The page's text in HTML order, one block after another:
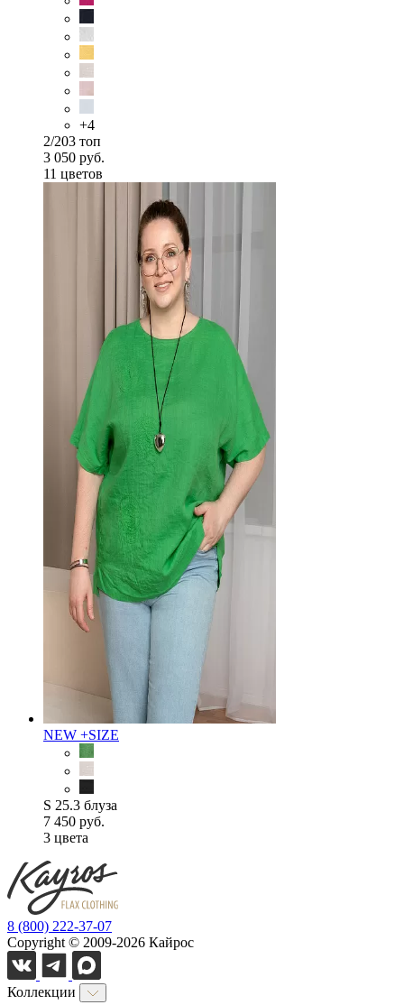
+4
2/203 топ
3 050 руб.
11 цветов
NEW +SIZE
S 25.3 блуза
7 450 руб.
3 цветa
8 (800) 222-37-07
Copyright © 2009-2026 Кайрос
Коллекции